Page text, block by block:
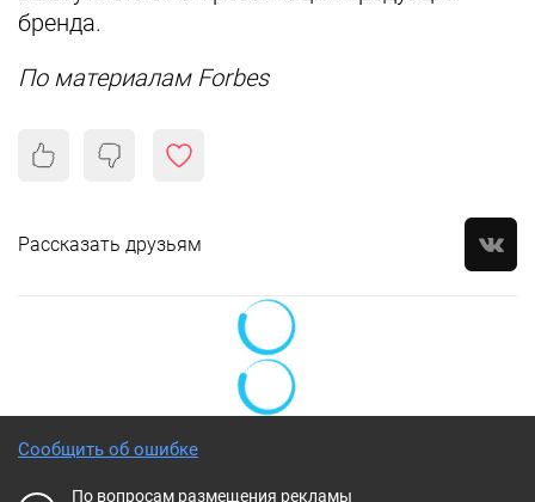
бренда.
По материалам Forbes
Рассказать друзьям
Сообщить об ошибке
По вопросам размещения рекламы